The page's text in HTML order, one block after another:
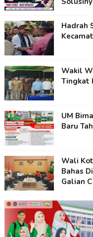
Hadrah
Wakil
Tingkat
UM
Baru
Wali
Bahas
Galian C